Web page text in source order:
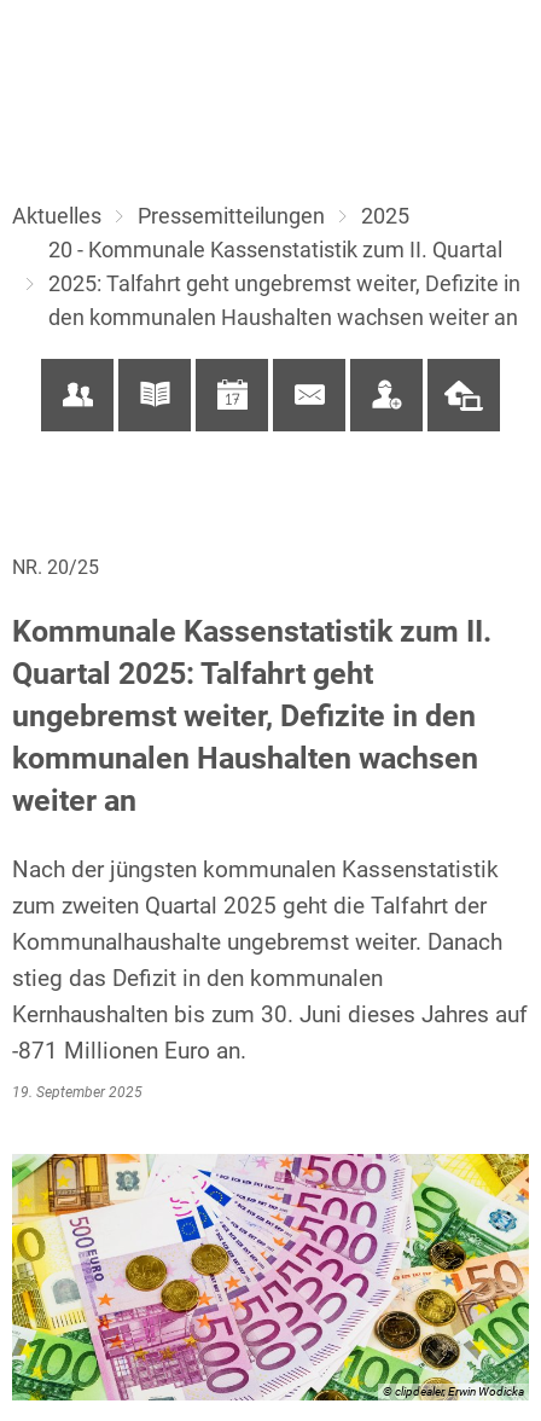
Aktuelles Pressemitteilungen
2025
20 - Kommunale Kassenstatistik zum II. Quartal
2025: Talfahrt geht ungebremst weiter, Defizite in
den kommunalen Haushalten wachsen weiter an
NR. 20/25
Kommunale Kassenstatistik zum II.
Quartal 2025: Talfahrt geht
ungebremst weiter, Defizite in den
kommunalen Haushalten wachsen
weiter an
Nach der jüngsten kommunalen Kassenstatistik
zum zweiten Quartal 2025 geht die Talfahrt der
Kommunalhaushalte ungebremst weiter. Danach
stieg das Defizit in den kommunalen
Kernhaushalten bis zum 30. Juni dieses Jahres auf
-871 Millionen Euro an.
19. September 2025
© clipdealer, Erwin Wodicka